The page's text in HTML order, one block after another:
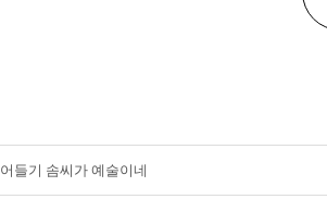
들기 솜씨가 예술이네